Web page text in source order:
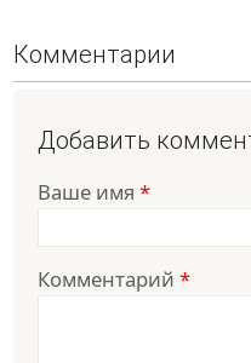
Комментарии
Добавить
Ваше имя *
Комментарий *